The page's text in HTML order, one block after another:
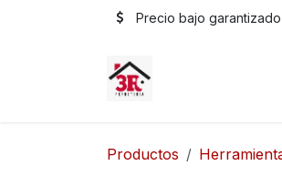
Precio bajo garantizado
Productos